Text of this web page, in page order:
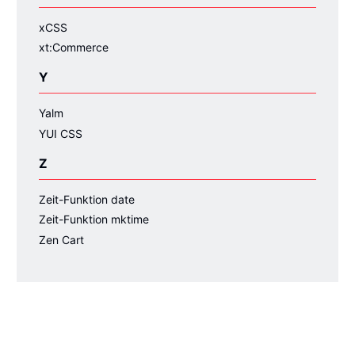
xCSS
xt:Commerce
Y
Yalm
YUI CSS
Z
Zeit-Funktion date
Zeit-Funktion mktime
Zen Cart